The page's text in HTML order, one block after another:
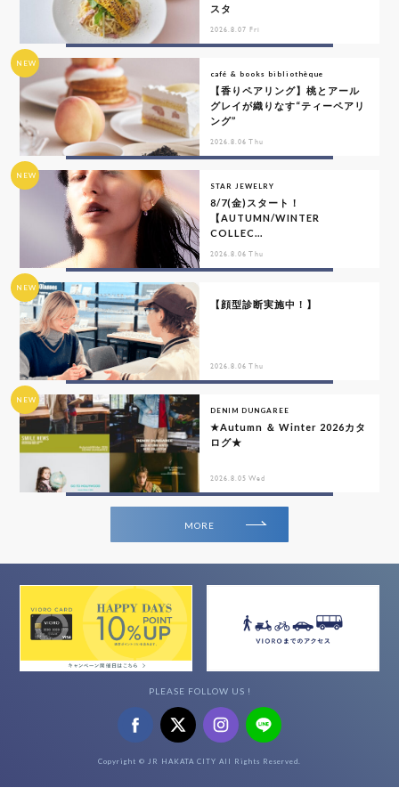
スタ
2026.8.07 Fri
NEW
café & books bibliothèque
【香りペアリング】桃とアール
グレイが織りなす“ティーペアリ
ング”
2026.8.06 Thu
NEW
STAR JEWELRY
8/7(金)スタート！
【AUTUMN/WINTER
COLLEC...
2026.8.06 Thu
NEW
【顔型診断実施中！】
2026.8.06 Thu
NEW
DENIM DUNGAREE
★Autumn ＆ Winter 2026カタ
ログ★
2026.8.05 Wed
MORE
PLEASE FOLLOW US !
Copyright © JR HAKATA CITY All Rights Reserved.